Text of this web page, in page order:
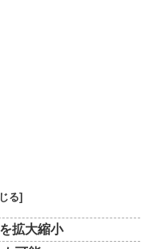
拡大縮小